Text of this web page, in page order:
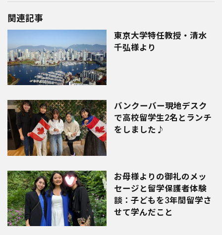
関連記事
東京大学特任教授・清水
千弘様より
バンクーバー現地デスク
で高校留学生2名とランチ
をしました♪
お母様よりの御礼のメッ
セージと留学保護者体験
談：子どもを3年間留学さ
せて学んだこと